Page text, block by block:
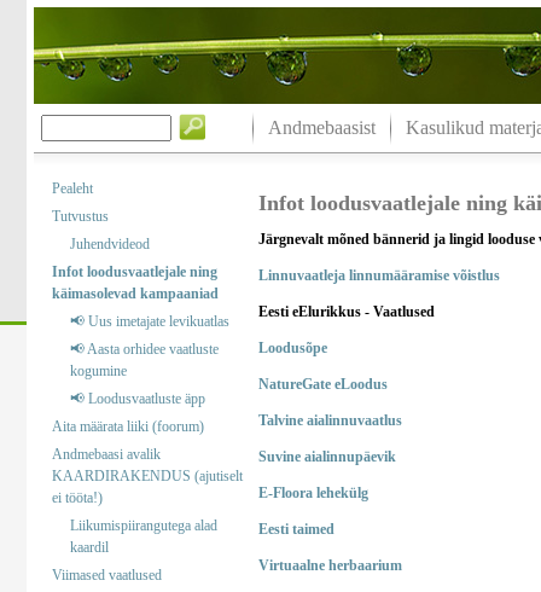
Andmebaasist Kasulikud
Pealeht
Tutvustus
Juhendvideod
Infot loodusvaatlejale ning
käimasolevad kampaaniad
📢 Uus imetajate levikuatlas
📢 Aasta orhidee vaatluste
kogumine
📢 Loodusvaatluste äpp
Aita määrata liiki (foorum)
Andmebaasi avalik
KAARDIRAKENDUS (ajutiselt
ei tööta!)
Liikumispiirangutega alad
kaardil
Viimased vaatlused
Infot loodusvaatlejale ning
Järgnevalt mõned bännerid ja lingid looduse
Linnuvaatleja linnumääramise võistlus
Eesti eElurikkus - Vaatlused
Loodusõpe
NatureGate eLoodus
Talvine aialinnuvaatlus
Suvine aialinnupäevik
E-Floora lehekülg
Eesti taimed
Virtuaalne herbaarium